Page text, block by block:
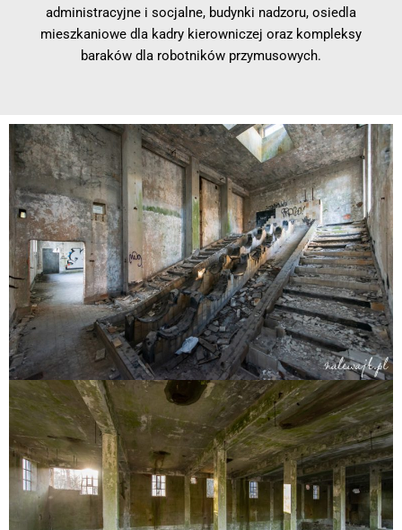
administracyjne i socjalne, budynki nadzoru, osiedla
mieszkaniowe dla kadry kierowniczej oraz kompleksy
baraków dla robotników przymusowych.